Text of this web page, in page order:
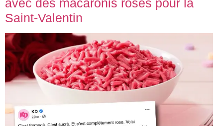
avec des macaronis roses pour la
Saint-Valentin